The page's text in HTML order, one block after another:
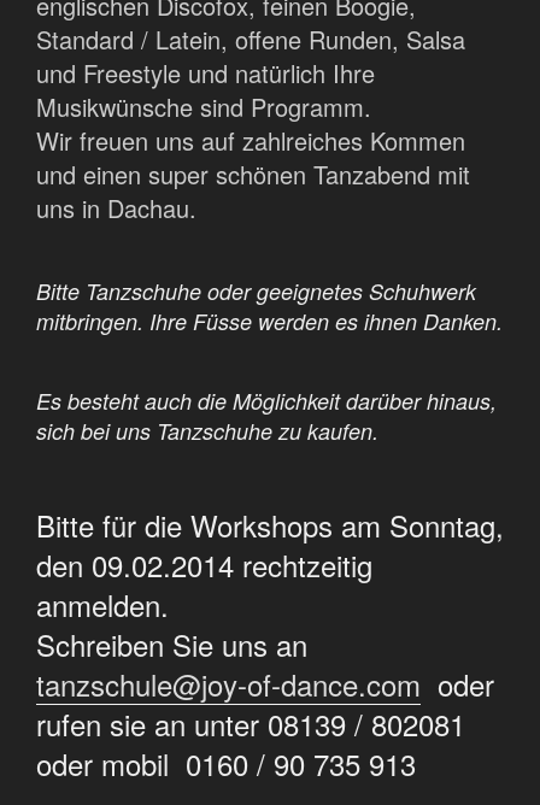
Standard / Latein, offene Runden, Salsa
und Freestyle und natürlich Ihre
Musikwünsche sind Programm.
Wir freuen uns auf zahlreiches Kommen
und einen super schönen Tanzabend mit
uns in Dachau.
Bitte Tanzschuhe oder geeignetes Schuhwerk
mitbringen. Ihre Füsse werden es ihnen Danken.
Es besteht auch die Möglichkeit darüber hinaus,
sich bei uns Tanzschuhe zu kaufen.
Bitte für die Workshops am Sonntag,
den 09.02.2014 rechtzeitig
anmelden.
Schreiben Sie uns an
tanzschule@joy-of-dance.com oder
rufen sie an unter 08139 / 802081
oder mobil 0160 / 90 735 913